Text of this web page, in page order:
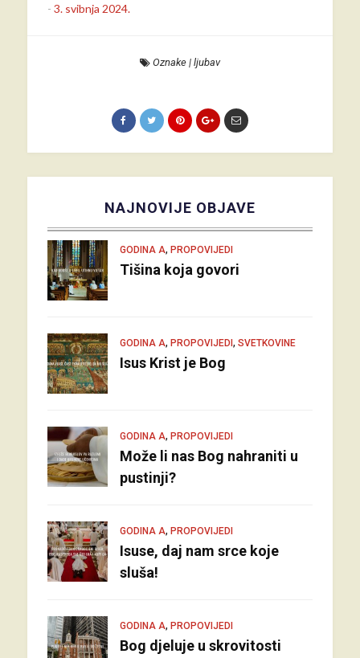
- 3. svibnja 2024.
Oznake| ljubav
NAJNOVIJE OBJAVE
GODINA A, PROPOVIJEDI
Tišina koja govori
GODINA A, PROPOVIJEDI, SVETKOVINE
Isus Krist je Bog
GODINA A, PROPOVIJEDI
Može li nas Bog nahraniti u
pustinji?
GODINA A, PROPOVIJEDI
Isuse, daj nam srce koje
sluša!
GODINA A, PROPOVIJEDI
Bog djeluje u skrovitosti